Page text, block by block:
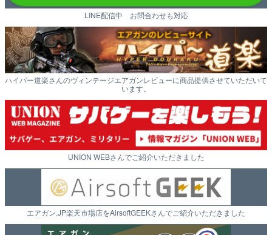
LINE配信中 お問合わせも対応
ハイパー道楽さんのヴィンテージエアガンレビューに商品提供させていただいて
います。
UNION WEBさんでご紹介いただきました
エアガン.JP楽天市場店をAirsoftGEEKさんでご紹介いただきました